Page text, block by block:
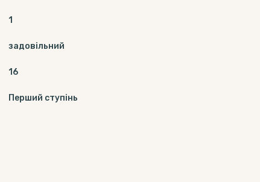
1
задовільний
16
Перший ступінь